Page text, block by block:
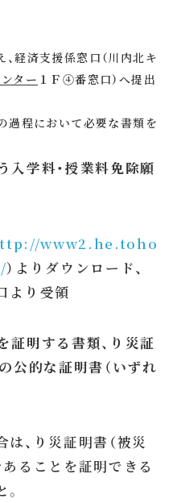
経済支援係窓口（川内北キ
ター １Ｆ④番窓口）へ提出
過程において必要な書類を
学料・授業料免除願
www2.he.toho
）よりダウンロード、
より受領
明する書類、り災証
公的な証明書（いずれ
、り災証明書（被災
ることを証明できる